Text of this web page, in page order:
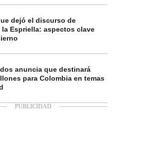
dejó el discurso de
la Espriella: aspectos clave
anuncia que destinará
para Colombia en temas